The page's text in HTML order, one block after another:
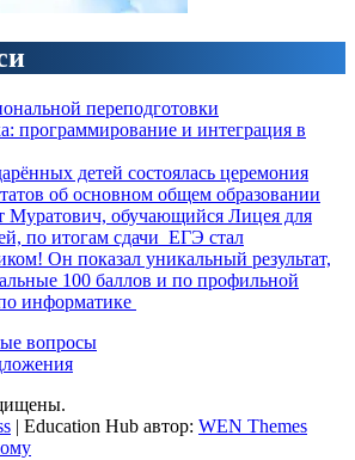
переподготовки
программирование и интеграция в
детей состоялась церемония
об основном общем образовании
Муратович, обучающийся Лицея для
по итогам сдачи ЕГЭ стал
Он показал уникальный результат,
100 баллов и по профильной
информатике
вопросы
| Education Hub автор: WEN Themes